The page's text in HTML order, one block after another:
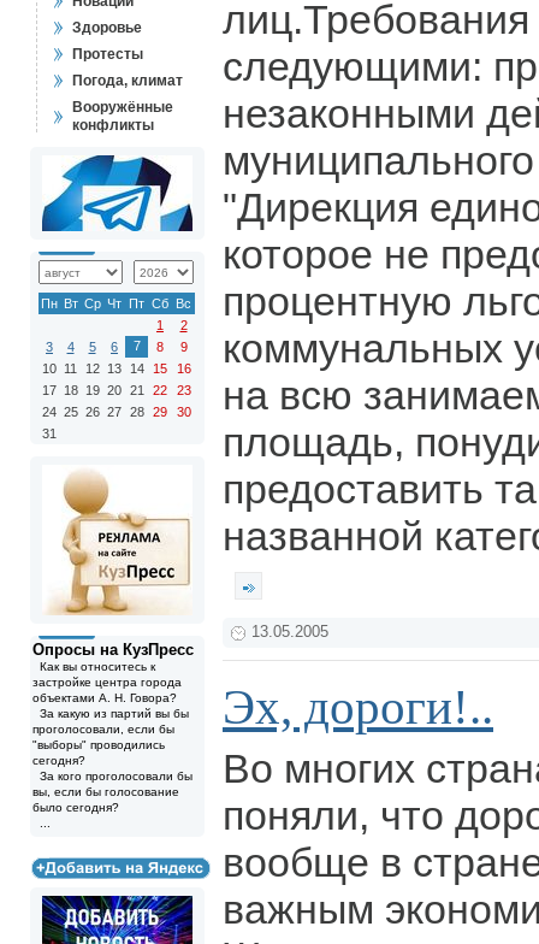
Здоровье
Протесты
Погода, климат
Вооружённые
конфликты
Пн Вт Ср Чт Пт Сб Вс
1
2
3
4 5 6 7 8
9
10 11 12 13 14 15
16
17 18 19 20 21 22
23
24 25 26 27 28 29
30
31
Опросы на КузПресс
Как вы относитесь к
застройке центра города
объектами А. Н. Говора?
За какую из партий вы бы
проголосовали, если бы
"выборы" проводились
сегодня?
За кого проголосовали бы
вы, если бы голосование
было сегодня?
следующими:
незаконными
"Дирекция
которое не
процентную
коммунальных
на всю
площадь,
предоставить
названной
13.05.2005
Эх, дороги!..
Во многих
поняли, что
вообще в
важным